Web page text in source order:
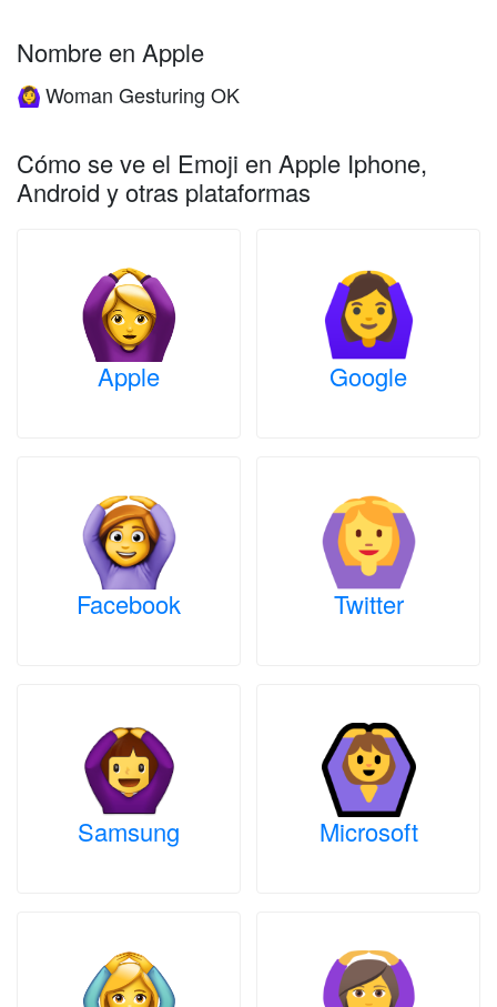
Nombre en Apple
🙆‍♀️ Woman Gesturing OK
Cómo se ve el Emoji en Apple Iphone,
Android y otras plataformas
Apple Google
Facebook Twitter
Samsung Microsoft